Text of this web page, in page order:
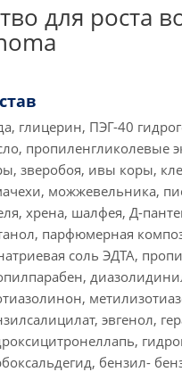
для роста
глицерин, ПЭГ-40
пропиленгликолевые
зверобоя, ивы коры,
можжевельника,
хрена, шалфея, Д-
парфюмерная
соль ЭДТА,
эвгенол,
бензил-